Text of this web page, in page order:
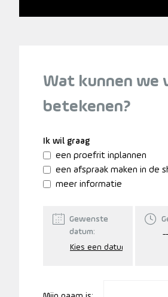
Wat kunnen we
betekenen?
Ik wil graag
een proefrit inplannen
een afspraak maken in de
meer informatie
Gewenste
datum: